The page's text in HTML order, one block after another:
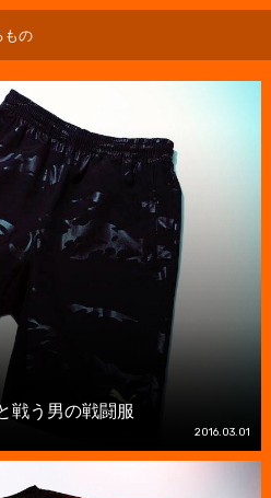
もの
戦う男の戦闘服
2016.03.01